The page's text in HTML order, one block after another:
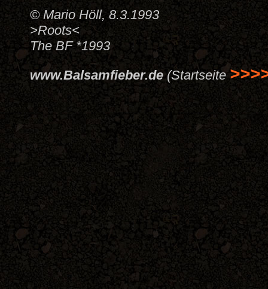
© Mario Höll, 8.3.1993
>Roots<
The BF *1993
www.Balsamfieber.de (Startseite